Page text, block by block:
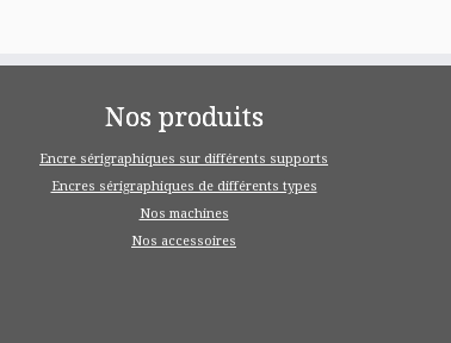
Nos produits
Encre sérigraphiques sur différents supports
Encres sérigraphiques de différents types
Nos machines
Nos accessoires